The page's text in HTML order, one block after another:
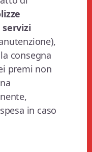
servizi
consegna
premi non
in caso